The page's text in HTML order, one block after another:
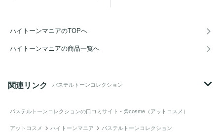
ハイトーンマニアのTOPへ
ハイトーンマニアの商品一覧へ
関連リンク パステルトーンコレクション
パステルトーンコレクションの口コミサイト - @cosme（アットコスメ）
アットコスメ ハイトーンマニア パステルトーンコレクション